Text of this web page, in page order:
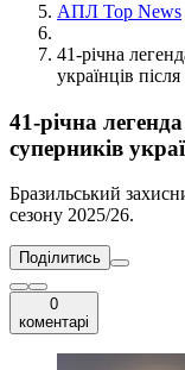
АПЛ Top News
41-річна
українців
41-річна
суперників
Бразильський
сезону 2025/26.
Поділитись
0
коментарі